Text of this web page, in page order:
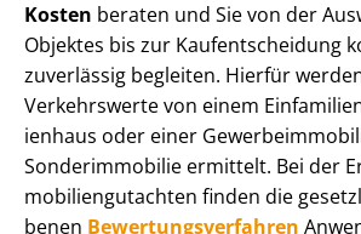
Kosten beraten und Sie von der
Objektes bis zur Kauf­ent­schei­dung
zuverlässig begleiten. Hierfür
Verkehrswerte von einem
i­en­haus oder einer
Sonderimmobilie ermittelt. Bei der
mo­bi­li­en­gut­ach­ten finden die
be­nen Be­wer­tungs­ver­fah­ren